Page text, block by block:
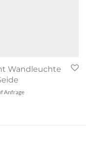
Wandleuchte
Anfrage